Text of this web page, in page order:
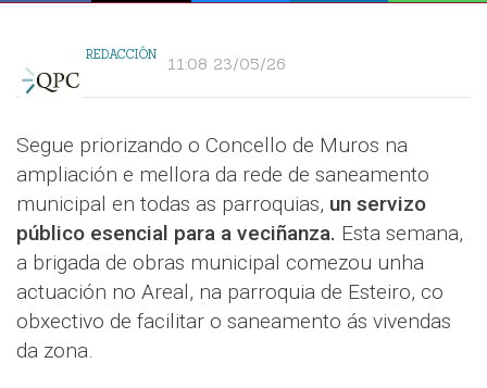
REDACCIÓN 11:08 23/05/26
Segue priorizando o Concello de Muros na
ampliación e mellora da rede de saneamento
municipal en todas as parroquias, un servizo
público esencial para a veciñanza. Esta semana,
a brigada de obras municipal comezou unha
actuación no Areal, na parroquia de Esteiro, co
obxectivo de facilitar o saneamento ás vivendas
da zona.